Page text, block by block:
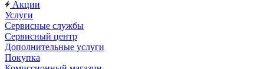
Акции
Услуги
Сервисные службы
Сервисный центр
Дополнительные услуги
Покупка